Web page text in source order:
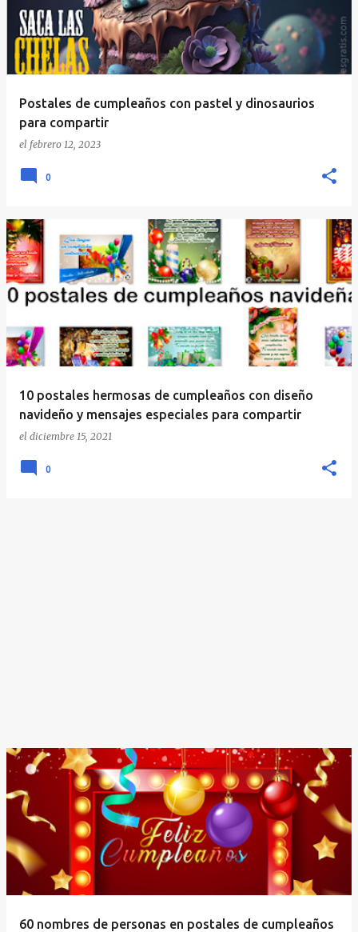
Postales de cumpleaños con pastel y dinosaurios
para compartir
el febrero 12, 2023
0
10 postales hermosas de cumpleaños con diseño
navideño y mensajes especiales para compartir
el diciembre 15, 2021
0
60 nombres de personas en postales de cumpleaños